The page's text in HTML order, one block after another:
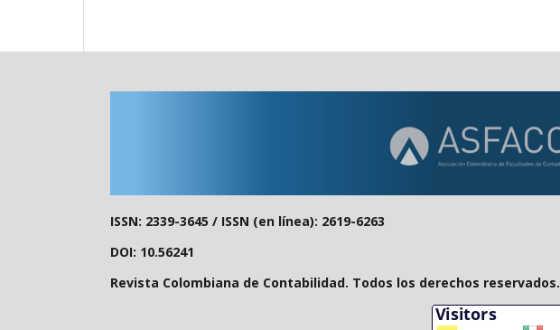
ISSN: 2339-3645 / ISSN (en línea): 2619-6263
DOI: 10.56241
Revista Colombiana de Contabilidad. Todos los derechos reservados.